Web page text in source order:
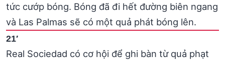
tức cướp bóng. Bóng đã đi hết đường biên ngang
và Las Palmas sẽ có một quả phát bóng lên.
21′
Real Sociedad có cơ hội để ghi bàn từ quả phạt